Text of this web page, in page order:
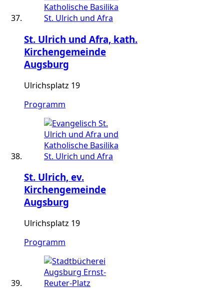
St. Ulrich und Afra, kath.
Kirchengemeinde
Augsburg
Ulrichsplatz 19
Programm
St. Ulrich, ev.
Kirchengemeinde
Augsburg
Ulrichsplatz 19
Programm